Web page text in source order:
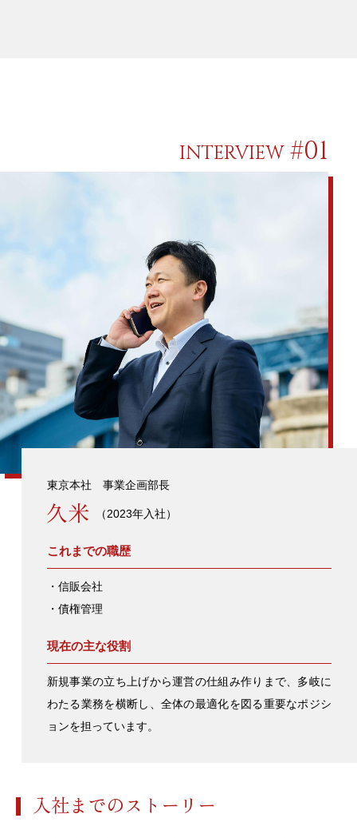
INTERVIEW #01
東京本社 事業企画部長
（2023年入社）
これまでの職歴
・信販会社
・債権管理
現在の主な役割
新規事業の立ち上げから運営の仕組み作りまで、多岐に
わたる業務を横断し、全体の最適化を図る重要なポジシ
ョンを担っています。
入社までのストーリー